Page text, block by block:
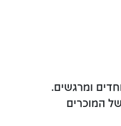
ומרגשים.
המוכרים